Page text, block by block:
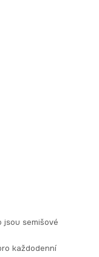
jsou semišové
každodenní